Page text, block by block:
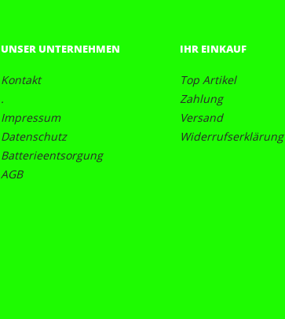
UNSER UNTERNEHMEN
Kontakt
.
Impressum
Datenschutz
Batterieentsorgung
AGB
IHR EINKAUF
Top Artikel
Zahlung
Versand
Widerrufserklärung